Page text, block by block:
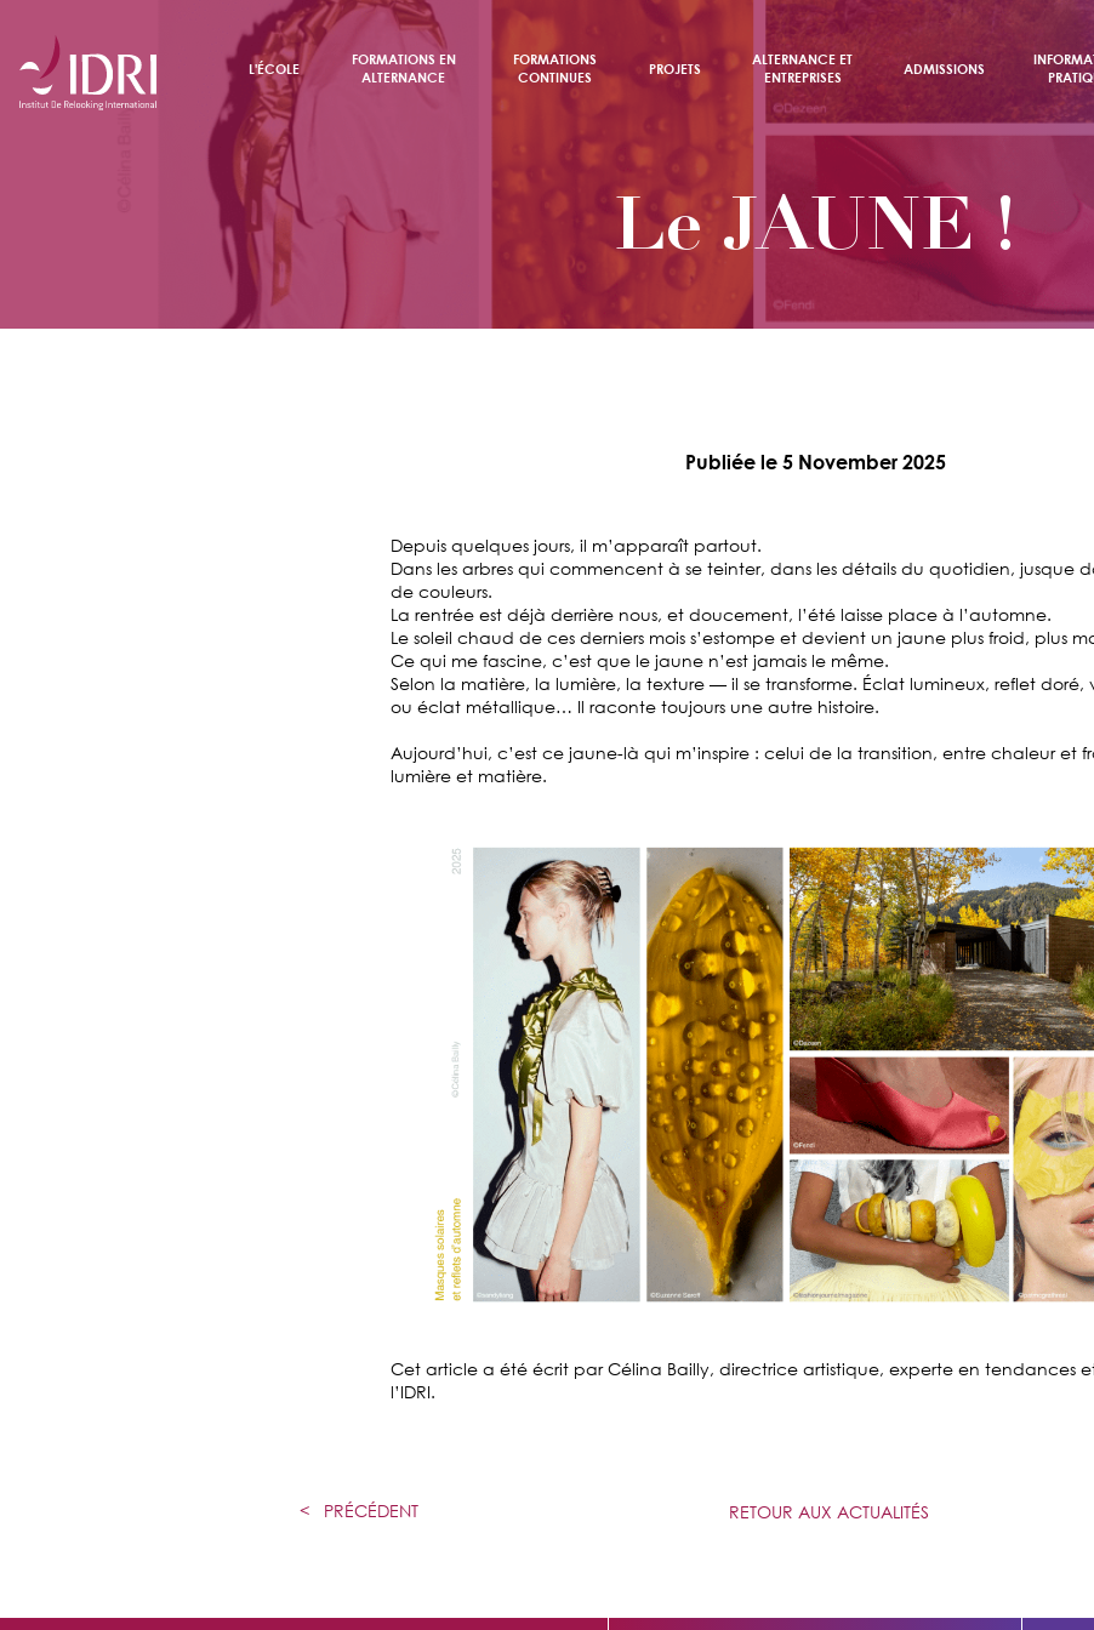
L'ÉCOLE
FORMATIONS EN
ALTERNANCE
FORMATIONS
CONTINUES
PROJETS
ALTERNANCE ET
ENTREPRISES
ADMISSIONS
Le JAUNE !
Publiée le 5 November 2025
Depuis quelques jours, il m’apparaît partout.
Dans les arbres qui commencent à se teinter, dans les détails du quotidien, jusque
de couleurs.
La rentrée est déjà derrière nous, et doucement, l’été laisse place à l’automne.
Le soleil chaud de ces derniers mois s’estompe et devient un jaune plus froid, plus
Ce qui me fascine, c’est que le jaune n’est jamais le même.
Selon la matière, la lumière, la texture — il se transforme. Éclat lumineux, reflet
ou éclat métallique… Il raconte toujours une autre histoire.
Aujourd’hui, c’est ce jaune-là qui m’inspire : celui de la transition, entre chaleur et
lumière et matière.
Cet article a été écrit par Célina Bailly, directrice artistique, experte en tendances
l’IDRI.
< PRÉCÉDENT RETOUR AUX ACTUALITÉS